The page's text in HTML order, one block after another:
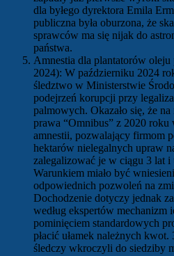
dla byłego dyrektora Emila
publiczna była oburzona, że
sprawców ma się nijak do
państwa.
Amnestia dla plantatorów
2024): W październiku 2024
śledztwo w Ministerstwie
podejrzeń korupcji przy
palmowych. Okazało się, że
prawa “Omnibus” z 2020 roku
amnestii, pozwalający firmom
hektarów nielegalnych upraw
zalegalizować je w ciągu 3 lat
Warunkiem miało być
odpowiednich pozwoleń na
Dochodzenie dotyczy jednak
według ekspertów
pominięciem standardowych
płacić ułamek należnych
śledczy wkroczyli do siedziby